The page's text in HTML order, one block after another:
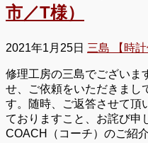
市／T様）
2021年1月25日 三島 【時計
修理工房の三島でございま
せ、ご依頼をいただきまし
す。随時、ご返答させて頂
ておりますこと、お詫び申
COACH（コーチ）のご紹